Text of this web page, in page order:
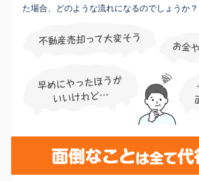
た場合、どのような流れになるのでしょうか？